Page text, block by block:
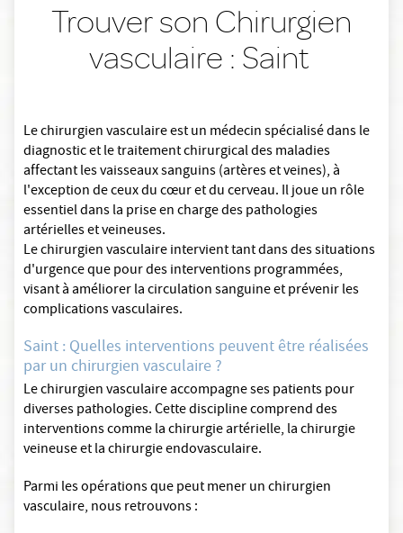
Trouver son Chirurgien
vasculaire : Saint
Le chirurgien vasculaire est un médecin spécialisé dans le
diagnostic et le traitement chirurgical des maladies
affectant les vaisseaux sanguins (artères et veines), à
l'exception de ceux du cœur et du cerveau. Il joue un rôle
essentiel dans la prise en charge des pathologies
artérielles et veineuses.
Le chirurgien vasculaire intervient tant dans des situations
d'urgence que pour des interventions programmées,
visant à améliorer la circulation sanguine et prévenir les
complications vasculaires.
Saint : Quelles interventions peuvent être réalisées
par un chirurgien vasculaire ?
Le chirurgien vasculaire accompagne ses patients pour
diverses pathologies. Cette discipline comprend des
interventions comme la chirurgie artérielle, la chirurgie
veineuse et la chirurgie endovasculaire.
Parmi les opérations que peut mener un chirurgien
vasculaire, nous retrouvons :